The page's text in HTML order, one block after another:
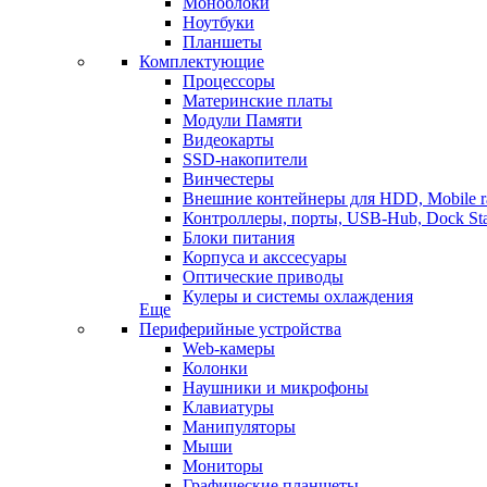
Ноутбуки
Планшеты
Комплектующие
Процессоры
Материнские платы
Модули Памяти
Видеокарты
SSD-накопители
Винчестеры
Внешние контейнеры для HDD, Mobile
Контроллеры, порты, USB-Hub, Dock
Блоки питания
Корпуса и акссесуары
Оптические приводы
Кулеры и системы охлаждения
Еще
Периферийные устройства
Web-камеры
Колонки
Наушники и микрофоны
Клавиатуры
Манипуляторы
Мыши
Мониторы